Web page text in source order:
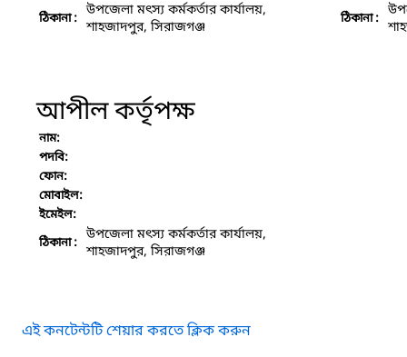
ঠিকানা : উপজেলা মৎস্য কর্মকর্তার কার্যালয়,
শাহজাদপুর, সিরাজগঞ্জ
ঠিকানা :
আপীল কর্তৃপক্ষ
নাম:
পদবি:
ফোন:
মোবাইল:
ইমেইল:
ঠিকানা : উপজেলা মৎস্য কর্মকর্তার কার্যালয়,
শাহজাদপুর, সিরাজগঞ্জ
এই কনটেন্টটি শেয়ার করতে ক্লিক করুন